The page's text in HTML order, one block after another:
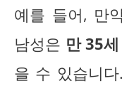
예를 들어, 만
남성은 만 35
을 수 있습니